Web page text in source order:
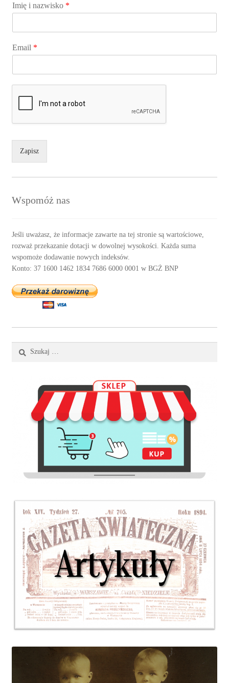
Imię i nazwisko *
Email *
Zapisz
Wspomóż nas
Jeśli uważasz, że informacje zawarte na tej stronie są wartościowe,
rozważ przekazanie dotacji w dowolnej wysokości. Każda suma
wspomoże dodawanie nowych indeksów.
Konto: 37 1600 1462 1834 7686 6000 0001 w BGŻ BNP